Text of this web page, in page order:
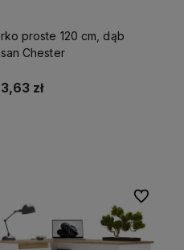
proste 120 cm, dąb
Chester
zł
Do